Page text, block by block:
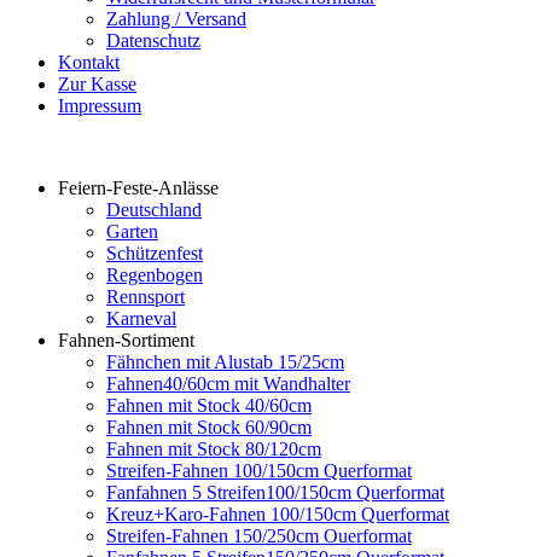
Zahlung / Versand
Datenschutz
Kontakt
Zur Kasse
Impressum
Feiern-Feste-Anlässe
Deutschland
Garten
Schützenfest
Regenbogen
Rennsport
Karneval
Fahnen-Sortiment
Fähnchen mit Alustab 15/25cm
Fahnen40/60cm mit Wandhalter
Fahnen mit Stock 40/60cm
Fahnen mit Stock 60/90cm
Fahnen mit Stock 80/120cm
Streifen-Fahnen 100/150cm Querformat
Fanfahnen 5 Streifen100/150cm Querformat
Kreuz+Karo-Fahnen 100/150cm Querformat
Streifen-Fahnen 150/250cm Ouerformat